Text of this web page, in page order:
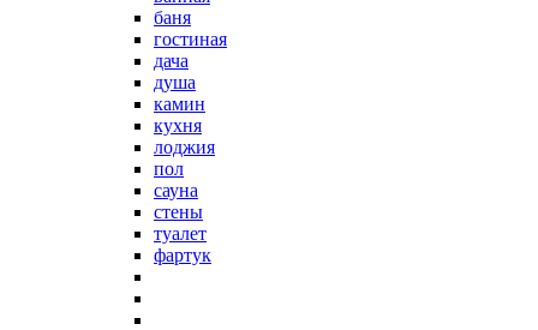
баня
гостиная
дача
душа
камин
кухня
лоджия
пол
сауна
стены
туалет
фартук